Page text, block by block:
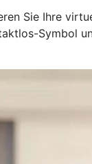
Sie Ihre
Symbol